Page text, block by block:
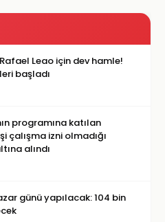
Leao için dev hamle!
başladı
programına katılan
çalışma izni olmadığı
alındı
günü yapılacak: 104 bin